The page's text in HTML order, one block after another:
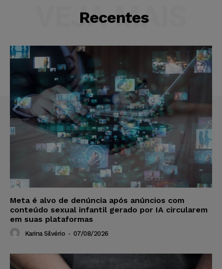
Recentes
VEJA MAIS
Meta é alvo de denúncia após anúncios com
conteúdo sexual infantil gerado por IA circularem
em suas plataformas
Karina Silvério - 07/08/2026